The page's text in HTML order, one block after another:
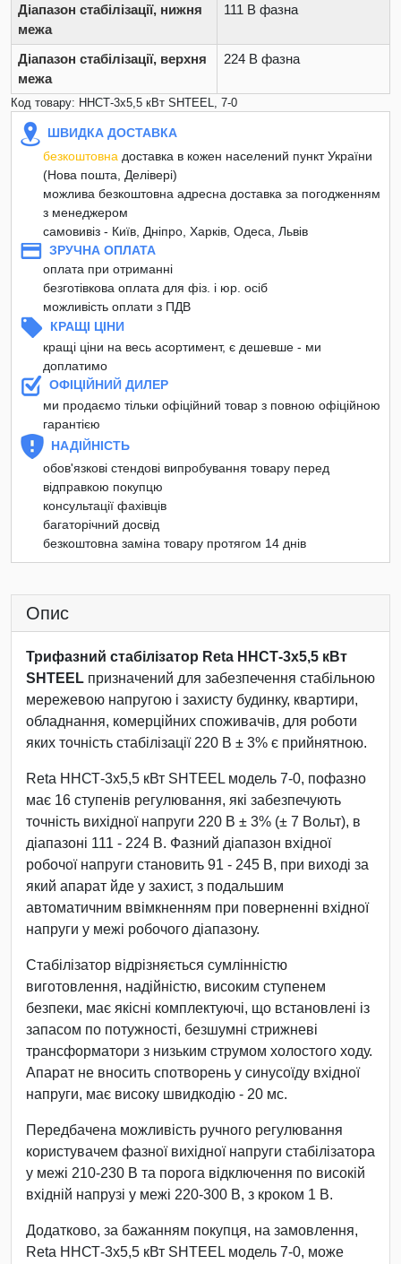
Діапазон стабілізації, нижня
межа
111 В фазна
Діапазон стабілізації, верхня
межа
224 В фазна
Код товару: ННСТ-3х5,5 кВт SHTEEL, 7-0
ШВИДКА ДОСТАВКА
безкоштовна доставка в кожен населений пункт України
(Нова пошта, Делівері)
можлива безкоштовна адресна доставка за погодженням
з менеджером
самовивіз - Київ, Дніпро, Харків, Одеса, Львів
ЗРУЧНА ОПЛАТА
оплата при отриманні
безготівкова оплата для фіз. і юр. осіб
можливість оплати з ПДВ
КРАЩІ ЦІНИ
кращі ціни на весь асортимент, є дешевше - ми
доплатимо
ОФІЦІЙНИЙ ДИЛЕР
ми продаємо тільки офіційний товар з повною офіційною
гарантією
НАДІЙНІСТЬ
обов'язкові стендові випробування товару перед
відправкою покупцю
консультації фахівців
багаторічний досвід
безкоштовна заміна товару протягом 14 днів
Опис
Трифазний стабілізатор Reta ННСТ-3х5,5 кВт
SHTEEL призначений для забезпечення стабільною
мережевою напругою і захисту будинку, квартири,
обладнання, комерційних споживачів, для роботи
яких точність стабілізації 220 В ± 3% є прийнятною.
Reta ННСТ-3х5,5 кВт SHTEEL модель 7-0, пофазно
має 16 ступенів регулювання, які забезпечують
точність вихідної напруги 220 В ± 3% (± 7 Вольт), в
діапазоні 111 - 224 В. Фазний діапазон вхідної
робочої напруги становить 91 - 245 В, при виході за
який апарат йде у захист, з подальшим
автоматичним ввімкненням при поверненні вхідної
напруги у межі робочого діапазону.
Стабілізатор відрізняється сумлінністю
виготовлення, надійністю, високим ступенем
безпеки, має якісні комплектуючі, що встановлені із
запасом по потужності, безшумні стрижневі
трансформатори з низьким струмом холостого ходу.
Апарат не вносить спотворень у синусоїду вхідної
напруги, має високу швидкодію - 20 мс.
Передбачена можливість ручного регулювання
користувачем фазної вихідної напруги стабілізатора
у межі 210-230 В та порога відключення по високій
вхідній напрузі у межі 220-300 В, з кроком 1 В.
Додатково, за бажанням покупця, на замовлення,
Reta ННСТ-3х5,5 кВт SHTEEL модель 7-0, може